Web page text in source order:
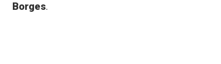
Borges.